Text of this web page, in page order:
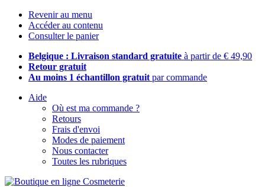
Revenir au menu
Accéder au contenu
Consulter le panier
Belgique : Livraison standard gratuite à partir de € 49,90
Retour gratuit
Au moins 1 échantillon gratuit par commande
Aide
Où est ma commande ?
Retours
Frais d'envoi
Modes de paiement
Nous contacter
Toutes les rubriques